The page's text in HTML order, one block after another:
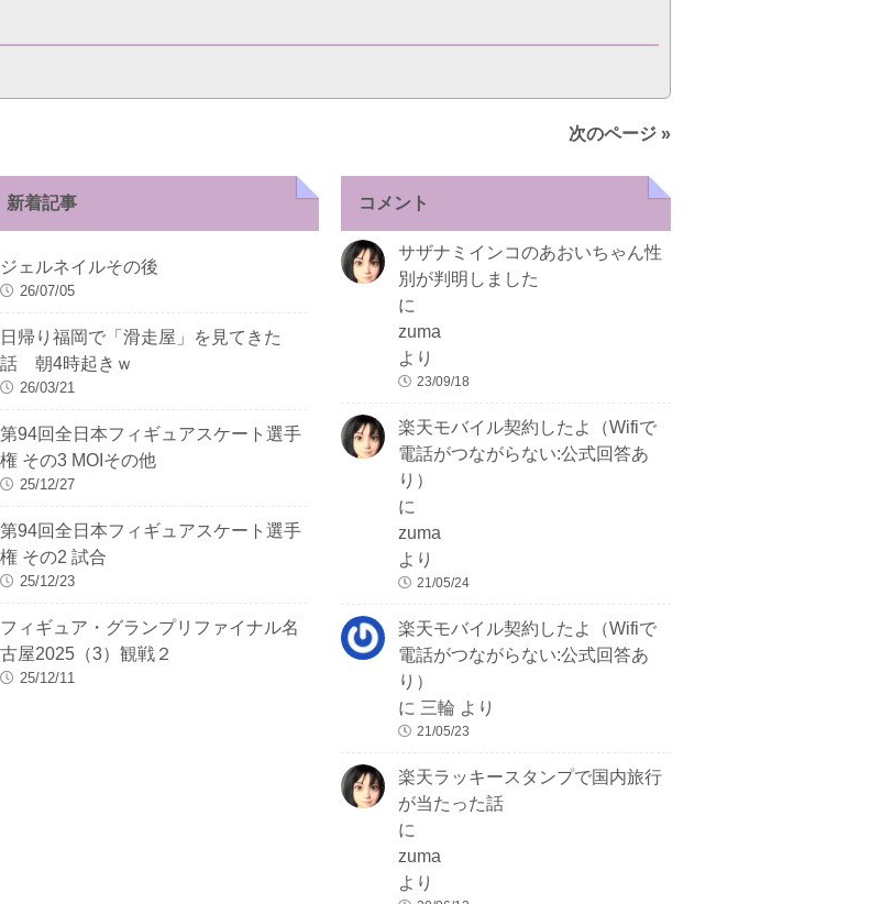
次のページ »
新着記事
ジェルネイルその後
26/07/05
日帰り福岡で「滑走屋」を見てきた
話 朝4時起きｗ
26/03/21
第94回全日本フィギュアスケート選手
権 その3 MOIその他
25/12/27
第94回全日本フィギュアスケート選手
権 その2 試合
25/12/23
フィギュア・グランプリファイナル名
古屋2025（3）観戦２
25/12/11
コメント
サザナミインコのあおいちゃん性
別が判明しました
に
zuma
より
23/09/18
楽天モバイル契約したよ（Wifiで
電話がつながらない:公式回答あ
り）
に
zuma
より
21/05/24
楽天モバイル契約したよ（Wifiで
電話がつながらない:公式回答あ
り）
に 三輪 より
21/05/23
楽天ラッキースタンプで国内旅行
が当たった話
に
zuma
より